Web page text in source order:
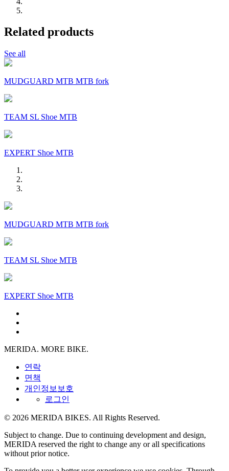
Related products
See all
MUDGUARD MTB MTB fork
TEAM SL Shoe MTB
EXPERT Shoe MTB
MUDGUARD MTB MTB fork
TEAM SL Shoe MTB
EXPERT Shoe MTB
MERIDA. MORE BIKE.
연락
면책
개인정보보호
로그인
© 2026 MERIDA BIKES. All Rights Reserved.
Subject to change. Due to continuing development and design,
MERIDA reserved the right to change any or all specifications
without prior notice.